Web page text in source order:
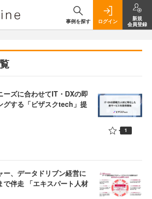
事例を探す ログイン
新規
会員登録
ーズに合わせてIT・DXの即
グする「ビザスクtech」提
1
ー、データドリブン経営に
で伴走 「エキスパート人材